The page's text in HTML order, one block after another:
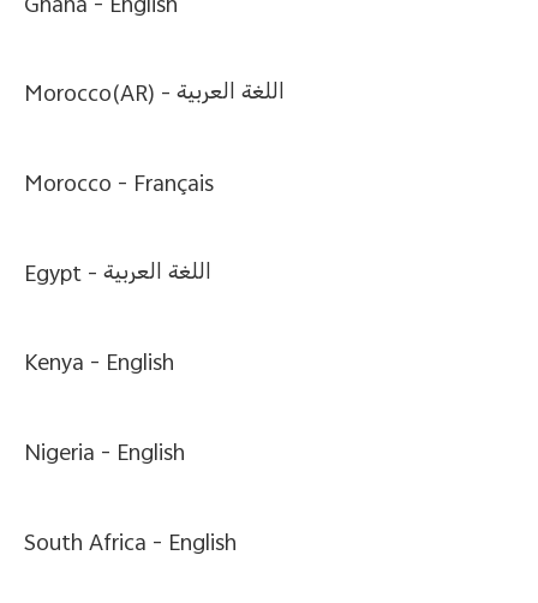
Morocco(AR) -اللغة العربية
Morocco - Français
Egypt -اللغة العربية
Kenya - English
Nigeria - English
South Africa - English